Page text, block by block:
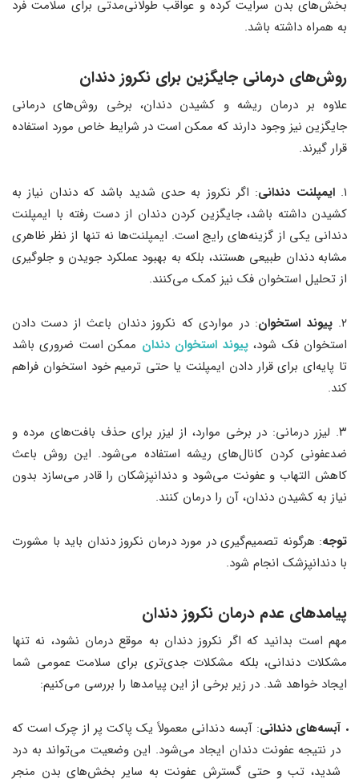
بخش‌های بدن سرایت کرده و عواقب طولانی‌مدتی برای سلامت فرد
به همراه داشته باشد.
روش‌های درمانی جایگزین برای نکروز دندان
علاوه بر درمان ریشه و کشیدن دندان، برخی روش‌های درمانی
جایگزین نیز وجود دارند که ممکن است در شرایط خاص مورد استفاده
قرار گیرند.
۱. ایمپلنت دندانی: اگر نکروز به حدی شدید باشد که دندان نیاز به
کشیدن داشته باشد، جایگزین کردن دندان از دست رفته با ایمپلنت
دندانی یکی از گزینه‌های رایج است. ایمپلنت‌ها نه تنها از نظر ظاهری
مشابه دندان طبیعی هستند، بلکه به بهبود عملکرد جویدن و جلوگیری
از تحلیل استخوان فک نیز کمک می‌کنند.
۲. پیوند استخوان: در مواردی که نکروز دندان باعث از دست دادن
استخوان فک شود،پیوند استخوان دندان ممکن است ضروری باشد
تا پایه‌ای برای قرار دادن ایمپلنت یا حتی ترمیم خود استخوان فراهم
کند.
۳. لیزر درمانی: در برخی موارد، از لیزر برای حذف بافت‌های مرده و
ضدعفونی کردن کانال‌های ریشه استفاده می‌شود. این روش باعث
کاهش التهاب و عفونت می‌شود و دندانپزشکان را قادر می‌سازد بدون
نیاز به کشیدن دندان، آن را درمان کنند.
توجه: هرگونه تصمیم‌گیری در مورد درمان نکروز دندان باید با مشورت
با دندانپزشک انجام شود.
پیامدهای عدم درمان نکروز دندان
مهم است بدانید که اگر نکروز دندان به موقع درمان نشود، نه تنها
مشکلات دندانی، بلکه مشکلات جدی‌تری برای سلامت عمومی شما
ایجاد خواهد شد. در زیر برخی از این پیامدها را بررسی می‌کنیم:
آبسه‌های دندانی: آبسه دندانی معمولاً یک پاکت پر از چرک است که
در نتیجه عفونت دندان ایجاد می‌شود. این وضعیت می‌تواند به درد
شدید، تب و حتی گسترش عفونت به سایر بخش‌های بدن منجر